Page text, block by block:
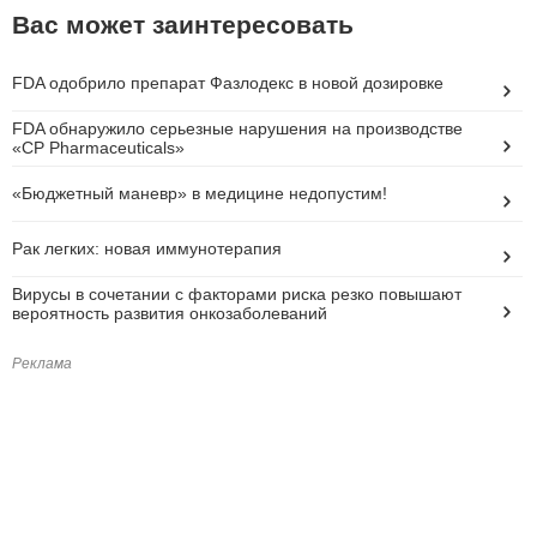
Вас может заинтересовать
FDA одобрило препарат Фазлодекс в новой дозировке
FDA обнаружило серьезные нарушения на производстве
«CP Pharmaceuticals»
«Бюджетный маневр» в медицине недопустим!
Рак легких: новая иммунотерапия
Вирусы в сочетании с факторами риска резко повышают
вероятность развития онкозаболеваний
Реклама